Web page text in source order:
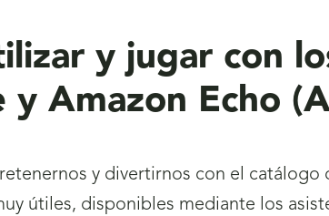
y jugar con
y Amazon Echo
y divertirnos con el catálogo
útiles, disponibles mediante los